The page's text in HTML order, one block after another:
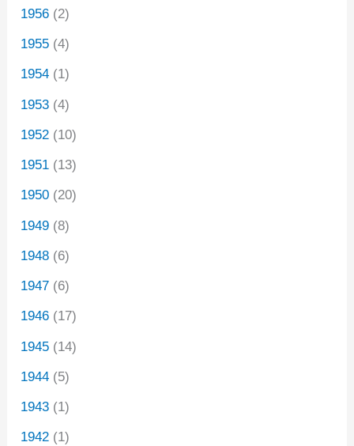
1956 (2)
1955 (4)
1954 (1)
1953 (4)
1952 (10)
1951 (13)
1950 (20)
1949 (8)
1948 (6)
1947 (6)
1946 (17)
1945 (14)
1944 (5)
1943 (1)
1942 (1)